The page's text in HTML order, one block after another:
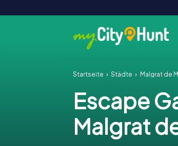
Startseite Städte Malgrat de
Escape
Malgrat